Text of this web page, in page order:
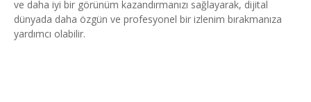
ve daha iyi bir görünüm kazandırmanızı sağlayarak, dijital
dünyada daha özgün ve profesyonel bir izlenim bırakmanıza
yardımcı olabilir.